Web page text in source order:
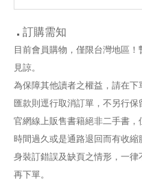
訂購需知
目前會員購物，僅限台灣地區
見諒。
為保障其他讀者之權益，請在
匯款則逕行取消訂單，不另行保
官網線上販售書籍絕非二手書
時間過久或是通路退回而有收
身裝訂錯誤及缺頁之情形，一
再下單。